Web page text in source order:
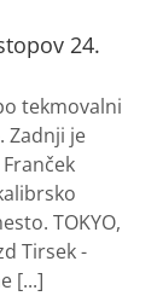
24.
tekmovalni
Zadnji je
TOKYO,
Tirsek -
[...]